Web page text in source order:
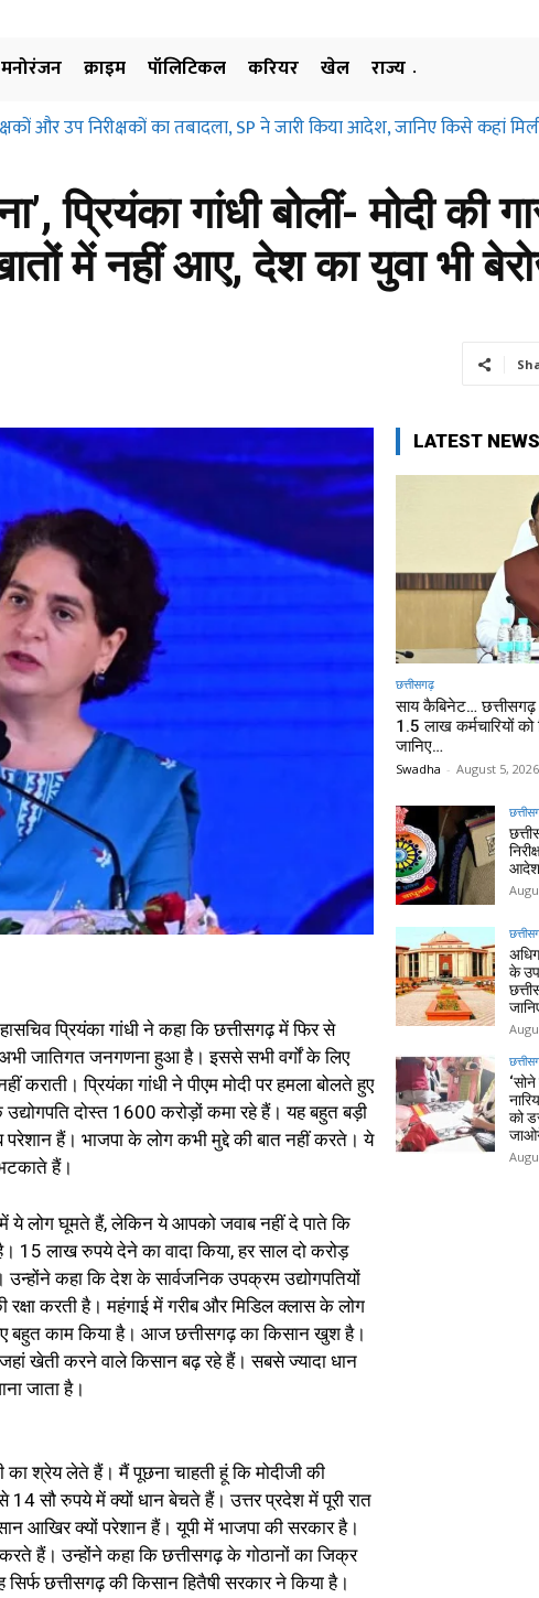
मनोरंजन क्राइम पॉलिटिकल करियर खेल
राज्य
और उप निरीक्षकों का तबादला, SP ने जारी किया आदेश, जानिए किसे कहां मिली
बिना जमीन के उपयोग पर नहीं लगाई जा सकती रोक… छत्तीसगढ़ हाईकोर्ट ने
प्रियंका गांधी बोलीं- मोदी की
में नहीं आए, देश का युवा भी
प्रियंका गांधी ने कहा कि छत्तीसगढ़ में फिर से
जातिगत जनगणना हुआ है। इससे सभी वर्गों के लिए
प्रियंका गांधी ने पीएम मोदी पर हमला बोलते हुए
दोस्त 1600 करोड़ों कमा रहे हैं। यह बहुत बड़ी
हैं। भाजपा के लोग कभी मुद्दे की बात नहीं करते। ये
हैं।
ये लोग घूमते हैं, लेकिन ये आपको जवाब नहीं दे पाते कि
15 लाख रुपये देने का वादा किया, हर साल दो करोड़
उन्होंने कहा कि देश के सार्वजनिक उपक्रम उद्योगपतियों
करती है। महंगाई में गरीब और मिडिल क्लास के लोग
बहुत काम किया है। आज छत्तीसगढ़ का किसान खुश है।
खेती करने वाले किसान बढ़ रहे हैं। सबसे ज्यादा धान
जाता है।
का श्रेय लेते हैं। मैं पूछना चाहती हूं कि मोदीजी की
14 सौ रुपये में क्यों धान बेचते हैं। उत्तर प्रदेश में पूरी रात
आखिर क्यों परेशान हैं। यूपी में भाजपा की सरकार है।
हैं। उन्होंने कहा कि छत्तीसगढ़ के गोठानों का जिक्र
छत्तीसगढ़ की किसान हितैषी सरकार ने किया है।
LATEST NEWS
छत्तीसगढ़
साय कैबिनेट…
1.5 लाख कर्मचारियों
जानिए…
Swadha - August 5, 2026
आदेश,
के
को